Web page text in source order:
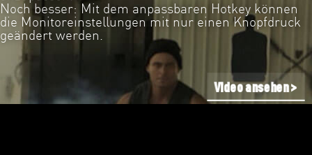
Noch besser: Mit dem anpassbaren Hotkey können
die Monitoreinstellungen mit nur einen Knopfdruck
geändert werden.
Video ansehen >